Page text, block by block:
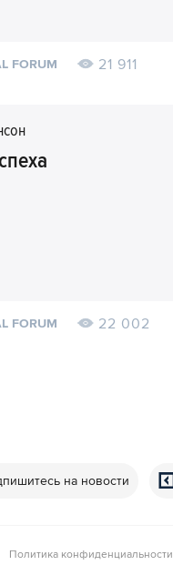
FORUM 21 911
FORUM 22 002
на новости
Политика конфиденциальности